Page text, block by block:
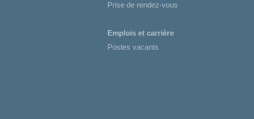
Prise de rendez-vous
Emplois et carrière
Postes vacants